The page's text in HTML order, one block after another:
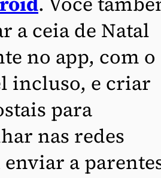
a ceia de Natal
no app, com o
incluso, e criar
para
nas redes
a